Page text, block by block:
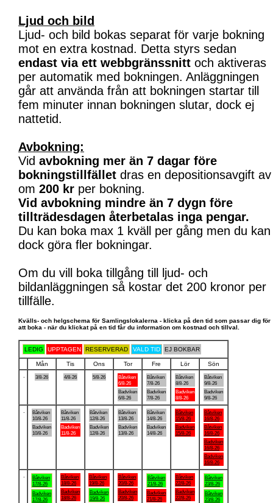
Ljud och bild
Ljud- och bild bokas separat för varje bokning
mot en extra kostnad. Detta styrs sedan
endast via ett webbgränssnitt och aktiveras
per automatik med bokningen. Anläggningen
går att använda från att bokningen startar till
fem minuter innan bokningen slutar, dock ej
nattetid.
Avbokning:
Vid avbokning mer än 7 dagar före
bokningstillfället dras en depositionsavgift av
om 200 kr per bokning.
Vid avbokning mindre än 7 dygn före
tillträdesdagen återbetalas inga pengar.
Du kan boka max 1 kväll per gång men du kan
dock göra fler bokningar.
Om du vill boka tillgång till ljud- och
bildanläggningen så kostar det 200 kronor per
tillfälle.
Kvälls- och helgschema för Samlingslokalerna - klicka på den tid som passar dig för
att boka - när du klickat på en tid får du information om kostnad och tillval.
LEDIG UPPTAGEN RESERVERAD VALD TID EJ BOKBAR
Mån Tis Ons Tor Fre Lör
Sön
3/8-26 4/8-26 5/8-26
Båtviken
6/8-26
Badviken
6/8-26
Båtviken
7/8-26
Badviken
7/8-26
Båtviken
8/8-26
Badviken
8/8-26
Båtviken
9/8-26
Badviken
9/8-26
Båtviken
10/8-26
Badviken
10/8-26
Båtviken
11/8-26
Badviken
11/8-26
Båtviken
12/8-26
Badviken
12/8-26
Båtviken
13/8-26
Badviken
13/8-26
Båtviken
14/8-26
Badviken
14/8-26
Båtviken
15/8-26
Badviken
15/8-26
Båtviken
16/8-26
Båtviken
16/8-26
Badviken
16/8-26
Badviken
16/8-26
Båtviken
17/8-26
Badviken
17/8-26
Båtviken
18/8-26
Badviken
18/8-26
Båtviken
19/8-26
Badviken
19/8-26
Båtviken
20/8-26
Badviken
20/8-26
Båtviken
21/8-26
Badviken
21/8-26
Båtviken
22/8-26
Badviken
22/8-26
Båtviken
23/8-26
Båtviken
23/8-26